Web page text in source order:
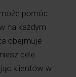
pomóc
na każdym
obejmuje
cele
klientów w